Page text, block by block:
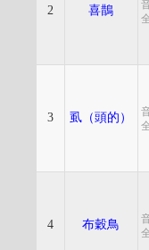
2 喜鵲
3 虱（頭的）
4 布穀鳥